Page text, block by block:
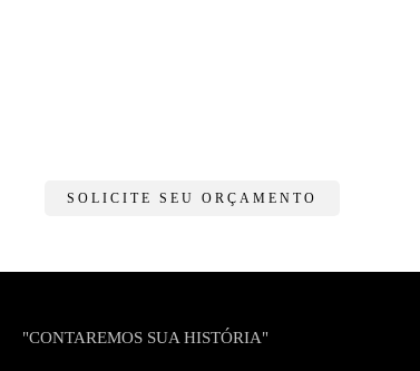
SOLICITE SEU ORÇAMENTO
"CONTAREMOS SUA HISTÓRIA"